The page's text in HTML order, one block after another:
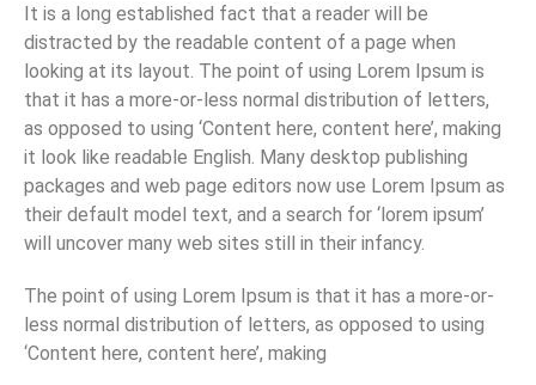
It is a long established fact that a reader will be
distracted by the readable content of a page when
looking at its layout. The point of using Lorem Ipsum is
that it has a more-or-less normal distribution of letters,
as opposed to using ‘Content here, content here’, making
it look like readable English. Many desktop publishing
packages and web page editors now use Lorem Ipsum as
their default model text, and a search for ‘lorem ipsum’
will uncover many web sites still in their infancy.
The point of using Lorem Ipsum is that it has a more-or-
less normal distribution of letters, as opposed to using
‘Content here, content here’, making